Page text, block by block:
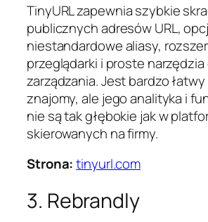
TinyURL zapewnia szybkie
publicznych adresów URL,
niestandardowe aliasy,
przeglądarki i proste narzędzia
zarządzania. Jest bardzo
znajomy, ale jego analityka i
nie są tak głębokie jak w
skierowanych na firmy.
Strona: tinyurl.com
3. Rebrandly